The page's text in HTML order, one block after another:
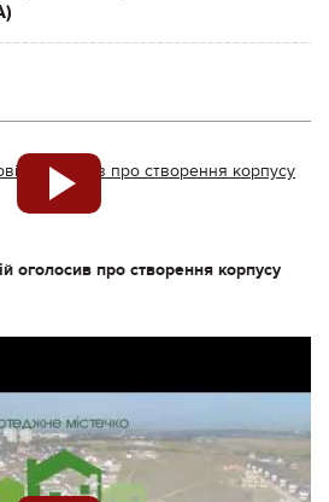
оголосив про створення корпусу